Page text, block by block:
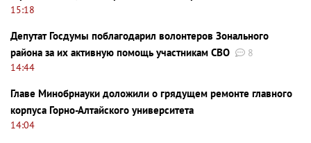
15:18
Депутат Госдумы поблагодарил волонтеров Зонального
района за их активную помощь участникам СВО
8
14:44
Главе Минобрнауки доложили о грядущем ремонте главного
корпуса Горно-Алтайского университета
14:04